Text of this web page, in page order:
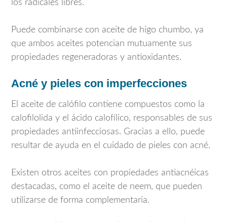
los radicales libres.
Puede combinarse con aceite de higo chumbo, ya
que ambos aceites potencian mutuamente sus
propiedades regeneradoras y antioxidantes.
Acné y pieles con imperfecciones
El aceite de calófilo contiene compuestos como la
calofilolida y el ácido calofílico, responsables de sus
propiedades antiinfecciosas. Gracias a ello, puede
resultar de ayuda en el cuidado de pieles con acné.
Existen otros aceites con propiedades antiacnéicas
destacadas, como el aceite de neem, que pueden
utilizarse de forma complementaria.